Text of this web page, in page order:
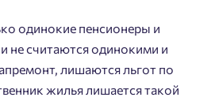
одинокие пенсионеры и
не считаются одинокими и
лишаются льгот по
жилья лишается такой
Телефон
планировки в избранное
за 3 минуты